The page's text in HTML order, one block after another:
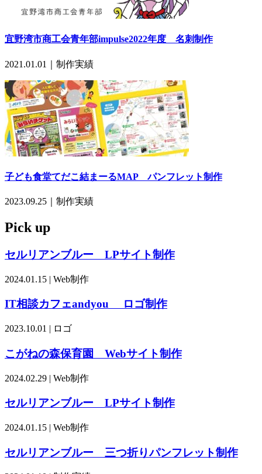
宜野湾市商工会青年部impulse2022年度 名刺制作
2021.01.01｜ 制作実績
子ども食堂てだこ結まーるMAP パンフレット制作
2023.09.25｜ 制作実績
Pick up
セルリアンブルー LPサイト制作
2024.01.15 | Web制作
IT相談カフェandyou ロゴ制作
2023.10.01 | ロゴ
こがねの森保育園 Webサイト制作
2024.02.29 | Web制作
セルリアンブルー LPサイト制作
2024.01.15 | Web制作
セルリアンブルー 三つ折りパンフレット制作